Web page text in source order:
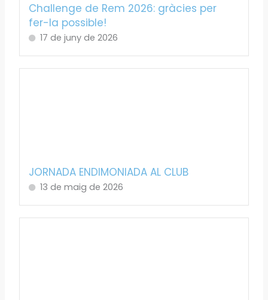
Challenge de Rem 2026: gràcies per
fer-la possible!
17 de juny de 2026
JORNADA ENDIMONIADA AL CLUB
13 de maig de 2026